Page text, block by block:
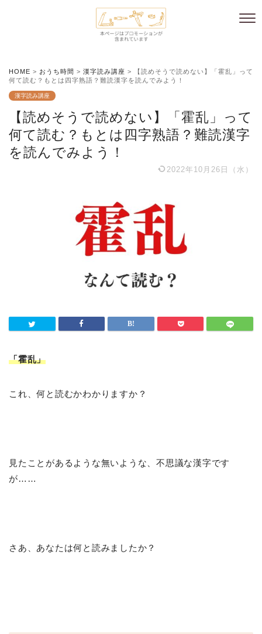
HOME > おうち時間 > 漢字読み講座 >
【読めそうで読めない】「霍乱」って
何て読む？もとは四字熟語？難読漢字を読んでみよう！
漢字読み講座
【読めそうで読めない】「霍乱」って
何て読む？もとは四字熟語？難読漢字
を読んでみよう！
2022年10月26日（水）
「霍乱」
これ、何と読むかわかりますか？
見たことがあるような無いような、不思議な漢字です
が……
さあ、あなたは何と読みましたか？